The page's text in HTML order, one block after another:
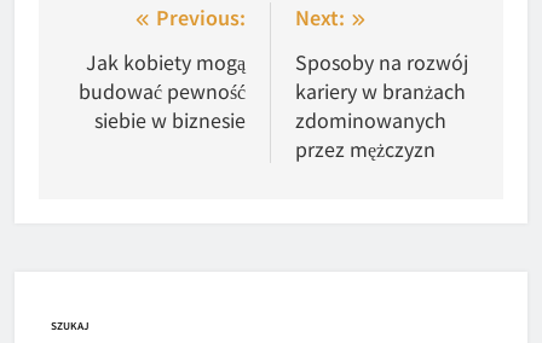
Nawigacja
wpisu
Previous:
Jak kobiety mogą
budować pewność
siebie w biznesie
Next:
Sposoby na rozwój
kariery w branżach
zdominowanych
przez mężczyzn
SZUKAJ